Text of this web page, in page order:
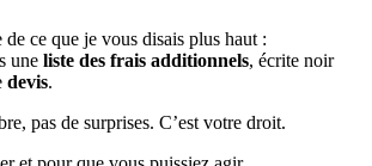
de ce que je vous disais plus haut :
une liste des frais additionnels, écrite noir
devis.
pas de surprises. C’est votre droit.